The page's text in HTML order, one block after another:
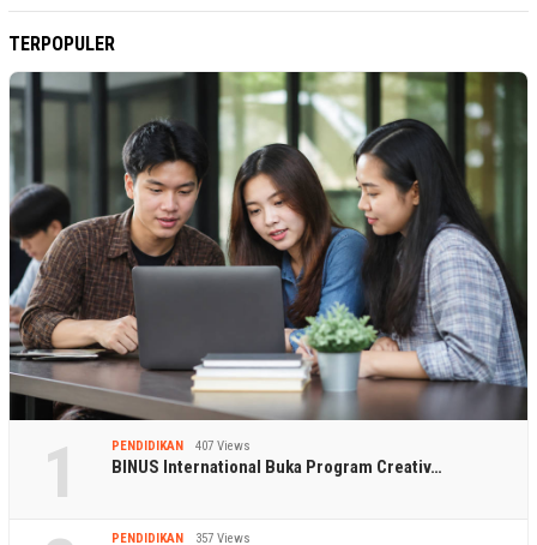
TERPOPULER
1 PENDIDIKAN 407 Views
BINUS International Buka Program Creativ…
PENDIDIKAN 357 Views